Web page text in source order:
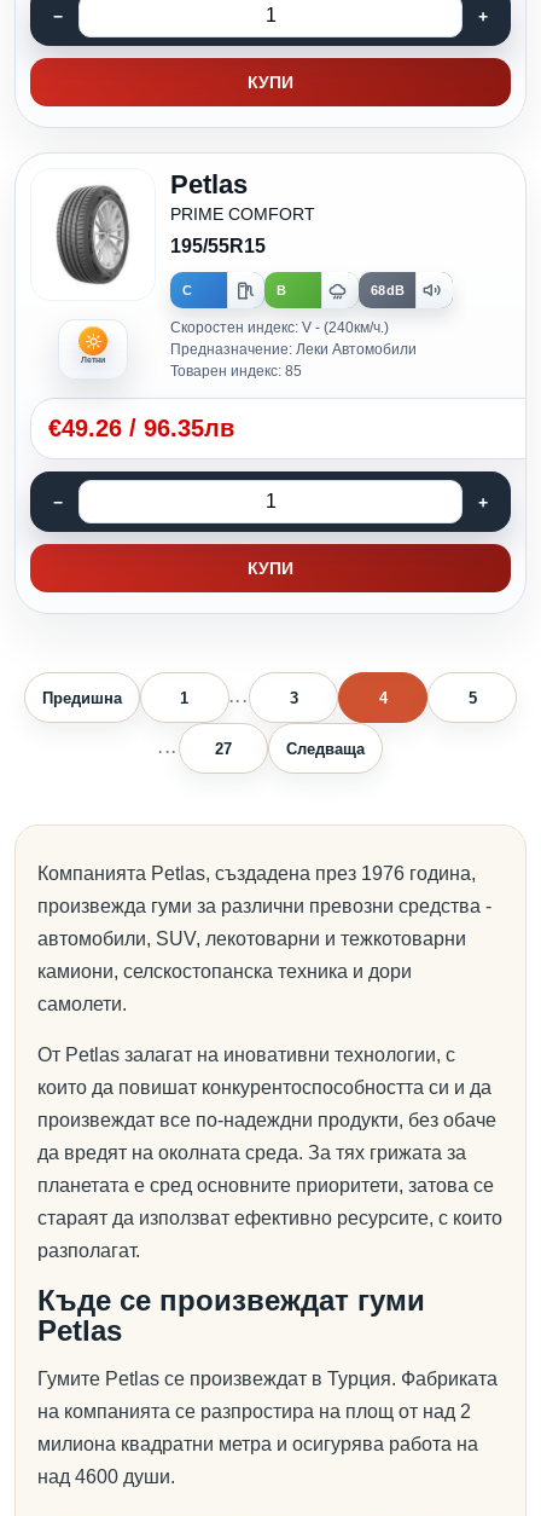
КУПИ
Летни
Petlas
PRIME COMFORT
195/55R15
C B 68dB
Скоростен индекс: V - (240км/ч.)
Предназначение: Леки Автомобили
Товарен индекс: 85
€49.26 / 96.35лв
КУПИ
Предишна 1 ... 3 4 5
... 27 Следваща
Компанията Petlas, създадена през 1976 година,
произвежда гуми за различни превозни средства -
автомобили, SUV, лекотоварни и тежкотоварни
камиони, селскостопанска техника и дори
самолети.
От Petlas залагат на иновативни технологии, с
които да повишат конкурентоспособността си и да
произвеждат все по-надеждни продукти, без обаче
да вредят на околната среда. За тях грижата за
планетата е сред основните приоритети, затова се
стараят да използват ефективно ресурсите, с които
разполагат.
Къде се произвеждат гуми
Petlas
Гумите Petlas се произвеждат в Турция. Фабриката
на компанията се разпростира на площ от над 2
милиона квадратни метра и осигурява работа на
над 4600 души.